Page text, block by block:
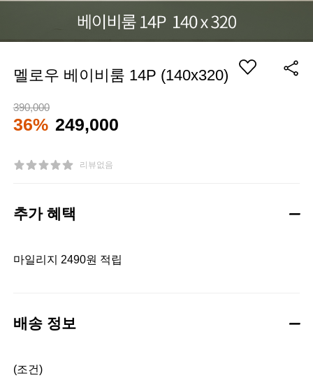
멜로우 베이비룸 14P (140x320)
390,000
36% 249,000
리뷰없음
추가 혜택
마일리지 2490원 적립
배송 정보
(조건)